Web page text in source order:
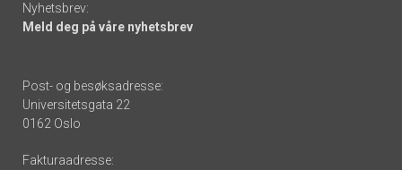
Nyhetsbrev:
Meld deg på våre nyhetsbrev
Post- og besøksadresse:
Universitetsgata 22
0162 Oslo
Fakturaadresse: